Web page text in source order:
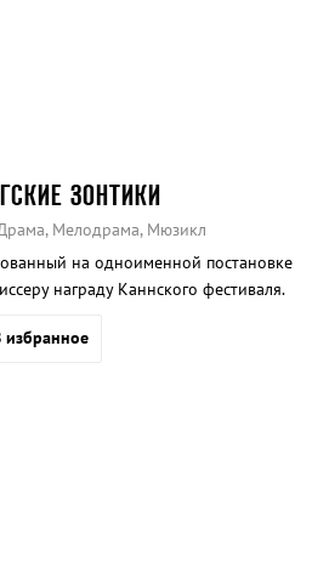
ЗОНТИКИ
Мелодрама, Мюзикл
на одноименной постановке
награду Каннского фестиваля.
избранное